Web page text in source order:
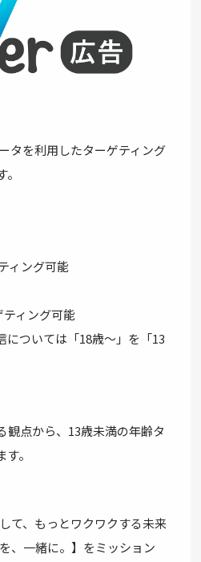
タを利用したターゲティング
ィング可能
ティング可能
については「18歳～」を「13
観点から、13歳未満の年齢タ
。
て、もっとワクワクする未来
、一緒に。】をミッション